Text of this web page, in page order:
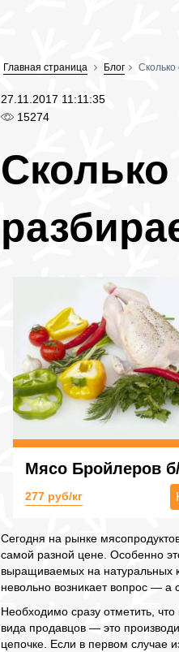
Главная страница Блог
27.11.2017 11:11:35
15274
Мясо Бройлеров
277 руб/кг
Сегодня на рынке
самой разной цене. Особенно
выращиваемых на натуральных
невольно возникает вопрос — а
Необходимо сразу отметить,
вида продавцов — это
цепочке. Если в первом случае